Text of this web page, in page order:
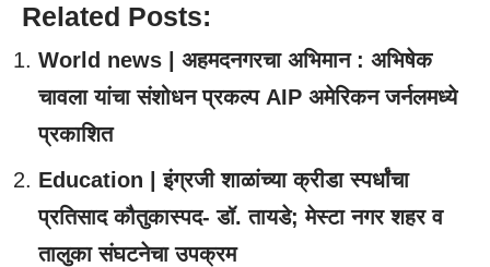
Related Posts:
World news | अहमदनगरचा अभिमान : अभिषेक
चावला यांचा संशोधन प्रकल्प AIP अमेरिकन जर्नलमध्ये
प्रकाशित
Education | इंग्रजी शाळांच्या क्रीडा स्पर्धांचा
प्रतिसाद कौतुकास्पद- डॉ. तायडे; मेस्टा नगर शहर व
तालुका संघटनेचा उपक्रम